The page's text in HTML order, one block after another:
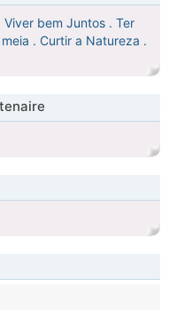
bem Juntos . Ter
. Curtir a Natureza .